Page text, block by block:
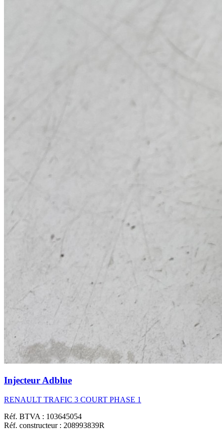
Injecteur Adblue
RENAULT TRAFIC 3 COURT PHASE 1
Réf. BTVA : 103645054
Réf. constructeur : 208993839R